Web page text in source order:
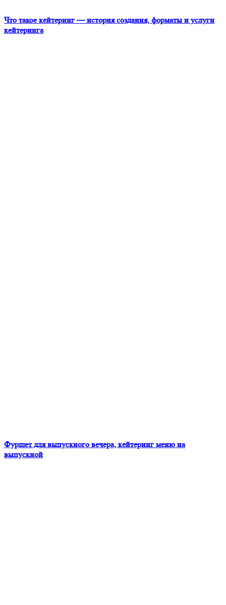
Что такое кейтеринг — история создания, форматы и услуги
кейтеринга
Фуршет для выпускного вечера, кейтеринг меню на
выпускной